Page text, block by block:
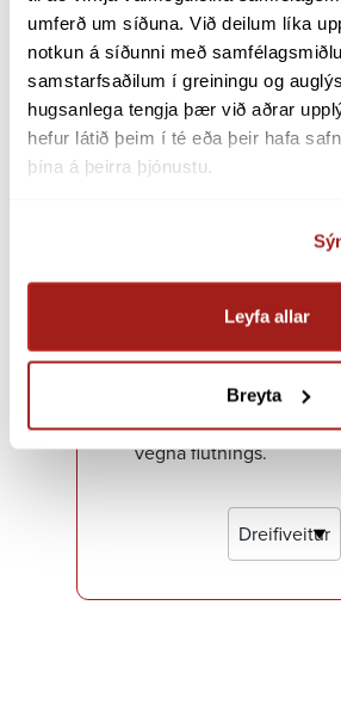
umferð um síðuna. Við deilum líka
notkun á síðunni með
samstarfsaðilum í greiningu og
hugsanlega tengja þær við aðrar
hefur látið þeim í té eða þeir hafa
þína á þeirra þjónustu.
Leyfa allar
Breyta
Reikni­vélar
Þessi reiknivél sýnir
kostnað vegna
forgangs­orku. Í gjald­skrá
er að finna nánari
ákvæði um útreikn­inga
haft áhrif á endan­legan
vegna flutn­ings.
Dreifiveitur